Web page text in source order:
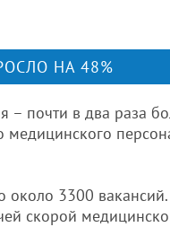
НА 48%
– почти в два раза
3300
скорой